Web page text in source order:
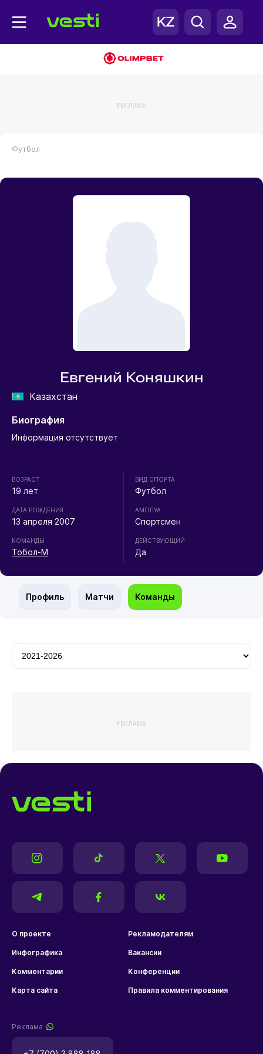
РЕКЛАМА
Футбол
Евгений Коняшкин
Казахстан
Биография
Информация отсутствует
ВОЗРАСТ
19 лет
ДАТА РОЖДЕНИЯ
13 апреля 2007
КОМАНДЫ
Тобол-М
ВИД СПОРТА
Футбол
АМПЛУА
Спортсмен
ДЕЙСТВУЮЩИЙ
Да
Профиль Матчи Команды
РЕКЛАМА
О проекте Рекламодателям
Инфографика Вакансии
Комментарии Конференции
Карта сайта Правила комментирования
Реклама